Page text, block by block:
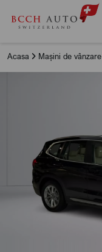
Acasa Mașini de vânzare